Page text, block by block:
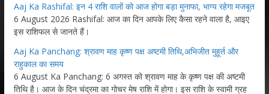
Aaj Ka Rashifal: इन 4 राशि वालों को आज होगा बड़ा मुनाफा, भाग्य रहेगा मजबूत
6 August 2026 Rashifal: आज का दिन आपके लिए कैसा रहने वाला है, आइए
इस राशिफल से जानते हैं।
Aaj Ka Panchang: श्रावण माह कृष्ण पक्ष अष्टमी तिथि,अभिजीत मुहूर्त और
राहुकाल का समय
6 August Ka Panchang: 6 अगस्त को श्रावण माह के कृष्ण पक्ष की अष्टमी
तिथि है। आज के दिन चंद्रमा का गोचर मेष राशि में होगा। इस राशि के स्वामी ग्रह